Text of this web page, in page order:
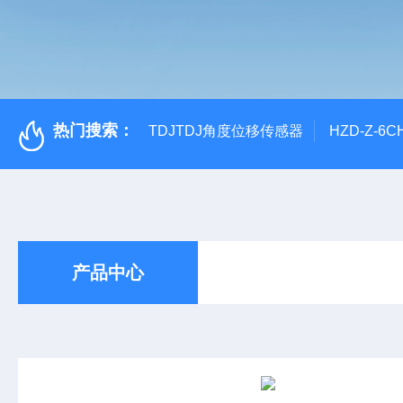
热门搜索： TDJTDJ角度位移传感器 HZD-Z-
产品中心